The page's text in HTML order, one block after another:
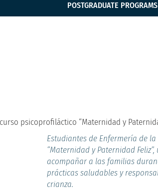
POSTGRADUATE PROGRAMS
psicoprofiláctico “Maternidad y
Estudiantes de Enfermería de
“Maternidad y Paternidad
acompañar a las familias
prácticas saludables y
crianza.